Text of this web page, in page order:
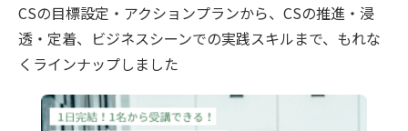
CSの目標設定・アクションプランから、CSの推進・浸
透・定着、ビジネスシーンでの実践スキルまで、もれな
くラインナップしました